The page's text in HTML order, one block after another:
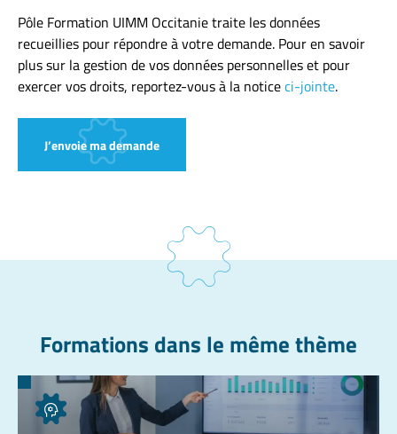
Pôle Formation UIMM Occitanie traite les données
recueillies pour répondre à votre demande. Pour en savoir
plus sur la gestion de vos données personnelles et pour
exercer vos droits, reportez-vous à la noticeci-jointe.
J’envoie ma demande
Formations dans le même thème